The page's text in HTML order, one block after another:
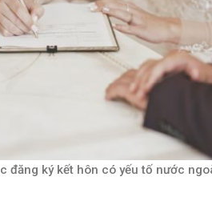
đăng ký kết hôn có yếu tố nước